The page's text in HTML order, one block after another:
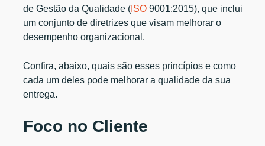
de Gestão da Qualidade ( ISO 9001:2015), que inclui
um conjunto de diretrizes que visam melhorar o
desempenho organizacional.
Confira, abaixo, quais são esses princípios e como
cada um deles pode melhorar a qualidade da sua
entrega.
Foco no Cliente